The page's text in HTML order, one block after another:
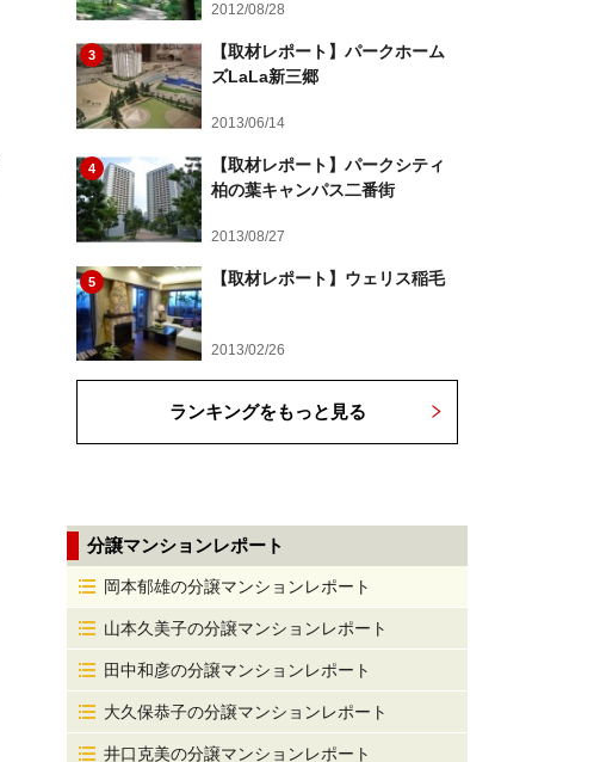
2012/08/28
3
【取材レポート】パークホーム
ズLaLa新三郷
2013/06/14
4
【取材レポート】パークシティ
柏の葉キャンパス二番街
2013/08/27
5 【取材レポート】ウェリス稲毛
2013/02/26
ランキングをもっと見る
分譲マンションレポート
岡本郁雄の分譲マンションレポート
山本久美子の分譲マンションレポート
田中和彦の分譲マンションレポート
大久保恭子の分譲マンションレポート
井口克美の分譲マンションレポート